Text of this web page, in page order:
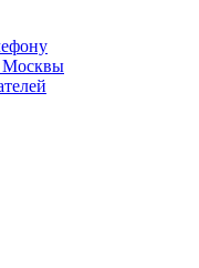
Москвы